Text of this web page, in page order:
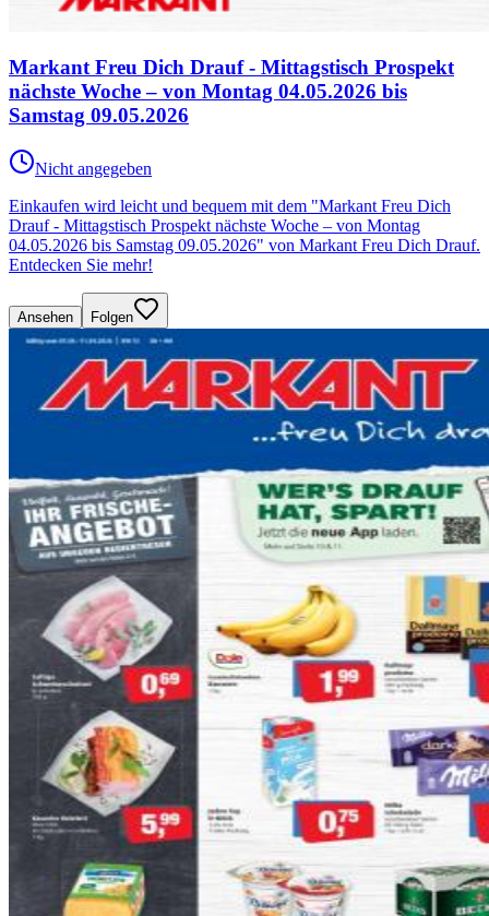
Markant Freu Dich Drauf - Mittagstisch Prospekt
nächste Woche – von Montag 04.05.2026 bis
Samstag 09.05.2026
Nicht angegeben
Einkaufen wird leicht und bequem mit dem "Markant Freu Dich
Drauf - Mittagstisch Prospekt nächste Woche – von Montag
04.05.2026 bis Samstag 09.05.2026" von Markant Freu Dich Drauf.
Entdecken Sie mehr!
Ansehen Folgen